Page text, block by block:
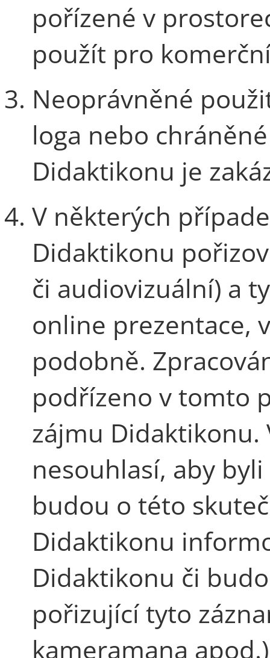
pořízené v
použít pro
Neoprávněné
loga nebo
Didaktikonu je
V některých
Didaktikonu
či audiovizuální) a
online prezentace,
podobně.
podřízeno v tomto
zájmu Didaktikonu.
nesouhlasí, aby
budou o této
Didaktikonu
Didaktikonu či
pořizující tyto
kameramana